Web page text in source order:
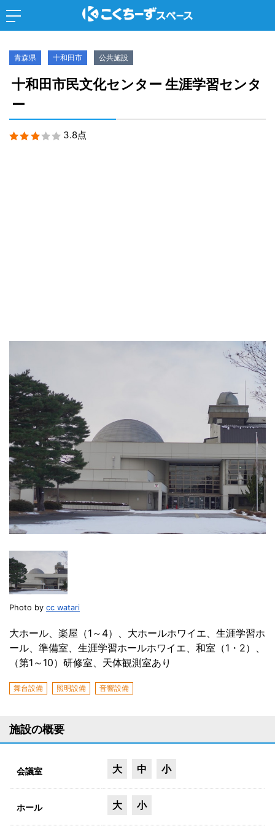
青森県 十和田市 公共施設
十和田市民文化センター 生涯学習センタ
ー
3.8点
Photo by cc watari
大ホール、楽屋（1～4）、大ホールホワイエ、生涯学習ホ
ール、準備室、生涯学習ホールホワイエ、和室（1・2）、
（第1～10）研修室、天体観測室あり
舞台設備 照明設備 音響設備
施設の概要
会議室 大 中 小
ホール 大 小